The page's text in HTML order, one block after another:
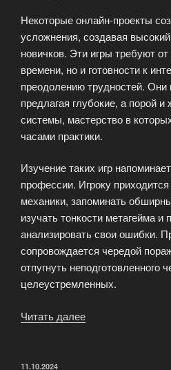
Некоторые онлайн-проекты
усложнения, создавая
новичков. Эти игры требуют от
времени, но и готовности к
преодолению трудностей. Они
предлагая глубокие, а порой и
системы, мастерство в
часами практики.
Изучение таких игр
профессии. Игроку
механики, запоминать
изучать тонкости метагейма и
анализировать свои ошибки.
сопровождается чередой
отпугнуть неподготовленного
целеустремленных.
Читать далее
ОПУБЛИКОВАНО
11.10.2024